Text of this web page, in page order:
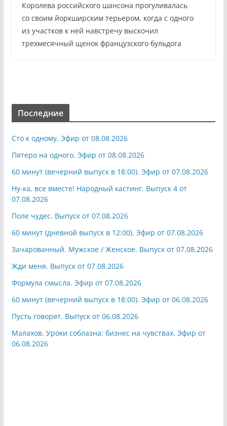
Королева российского шансона прогуливалась
со своим йоркширским терьером, когда с одного
из участков к ней навстречу выскочил
трехмесячный щенок французского бульдога
Последние
Сто к одному. Эфир от 08.08.2026
Пятеро на одного. Эфир от 08.08.2026
60 минут (вечерний выпуск в 18:00). Эфир от 07.08.2026
Ну-ка, все вместе! Народный кастинг. Выпуск 4 от
07.08.2026
Поле чудес. Выпуск от 07.08.2026
60 минут (дневной выпуск в 12:00). Эфир от 07.08.2026
Зачарованный. Мужское / Женское. Выпуск от 07.08.2026
Жди меня. Выпуск от 07.08.2026
Формула смысла. Эфир от 07.08.2026
60 минут (вечерний выпуск в 18:00). Эфир от 06.08.2026
Пусть говорят. Выпуск от 06.08.2026
Малахов. Уроки соблазна: бизнес на чувствах. Эфир от
06.08.2026